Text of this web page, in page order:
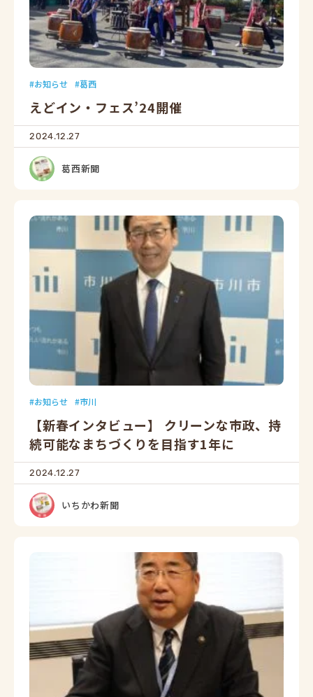
お知らせ 葛西
えどイン・フェス’24開催
2024.12.27
葛西新聞
お知らせ 市川
【新春インタビュー】 クリーンな市政、持
続可能なまちづくりを目指す1年に
2024.12.27
いちかわ新聞